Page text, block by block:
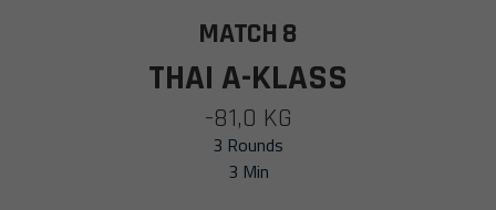
MATCH 8
THAI A-KLASS
-81,0 KG
3 Rounds
3 Min